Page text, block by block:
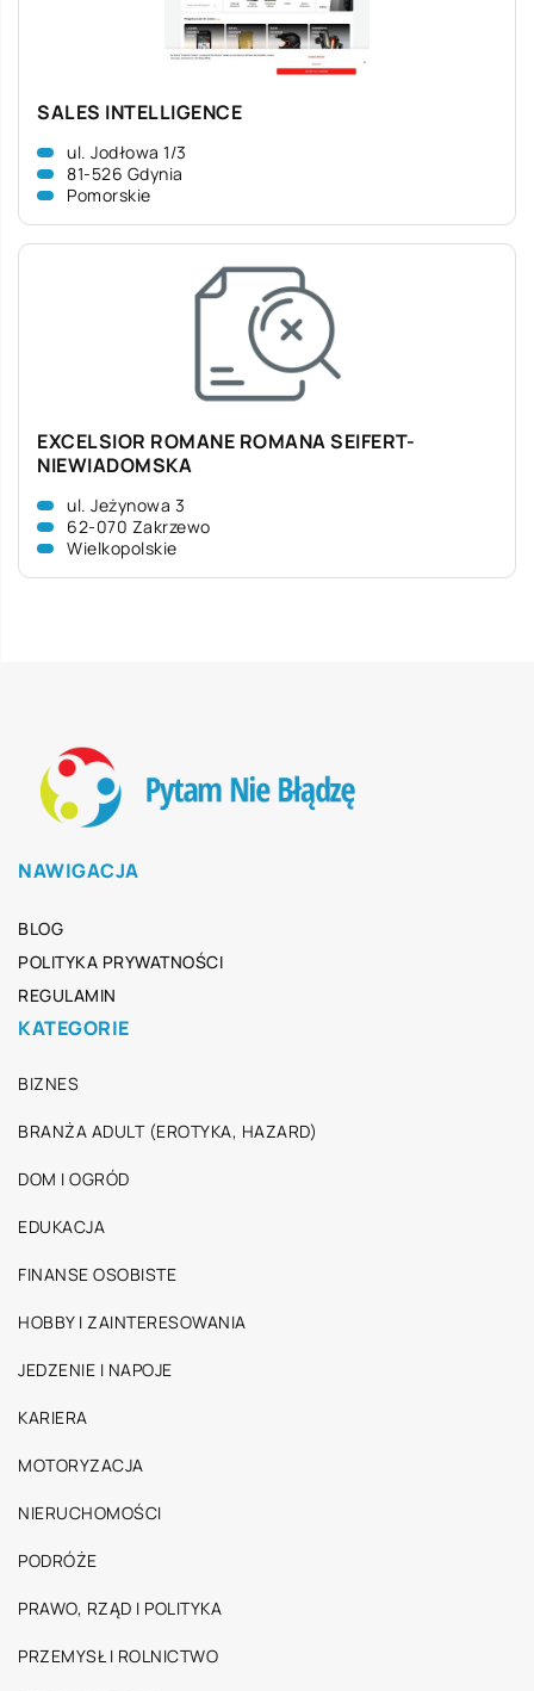
SALES INTELLIGENCE
ul. Jodłowa 1/3
81-526 Gdynia
Pomorskie
EXCELSIOR ROMANE ROMANA SEIFERT-
NIEWIADOMSKA
ul. Jeżynowa 3
62-070 Zakrzewo
Wielkopolskie
NAWIGACJA
BLOG
POLITYKA PRYWATNOŚCI
REGULAMIN
KATEGORIE
BIZNES
BRANŻA ADULT (EROTYKA, HAZARD)
DOM I OGRÓD
EDUKACJA
FINANSE OSOBISTE
HOBBY I ZAINTERESOWANIA
JEDZENIE I NAPOJE
KARIERA
MOTORYZACJA
NIERUCHOMOŚCI
PODRÓŻE
PRAWO, RZĄD I POLITYKA
PRZEMYSŁ I ROLNICTWO